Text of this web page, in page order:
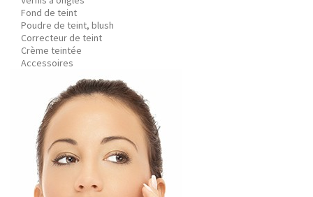
Fond de teint
Poudre de teint, blush
Correcteur de teint
Crème teintée
Accessoires